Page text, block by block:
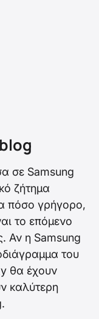
σε Samsung
ζήτημα
πόσο γρήγορο,
το επόμενο
Αν η Samsung
του
θα έχουν
καλύτερη